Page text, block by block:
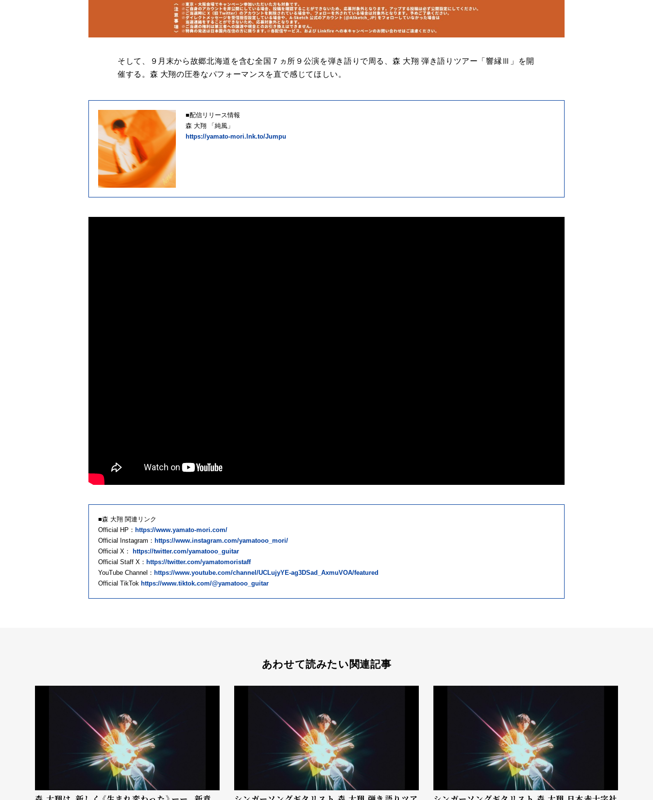
そして、９月末から故郷北海道を含む全国７ヵ所９公演を弾き語りで周る、森 大翔 弾き語りツアー「響縁Ⅲ」を開
催する。森 大翔の圧巻なパフォーマンスを直で感じてほしい。
■配信リリース情報
森 大翔 「純風」
https://yamato-mori.lnk.to/Jumpu
■森 大翔 関連リンク
Official HP： https://www.yamato-mori.com/
Official Instagram： https://www.instagram.com/yamatooo_mori/
Official X：
https://twitter.com/yamatooo_guitar
Official Staff X： https://twitter.com/yamatomoristaff
YouTube Channel： https://www.youtube.com/channel/UCLujyYE-ag3DSad_AxmuVOA/featured
Official TikTok https://www.tiktok.com/@yamatooo_guitar
あわせて読みたい関連記事